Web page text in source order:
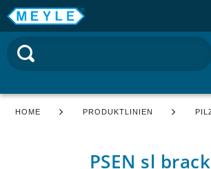
HOME PRODUKTLINIEN
PSEN sl